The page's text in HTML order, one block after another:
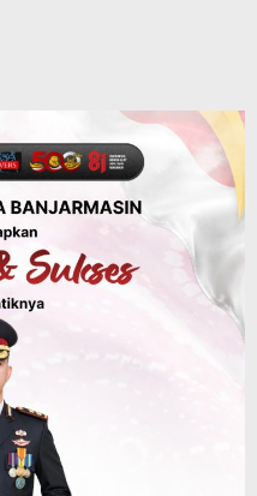
Dua
Khusus
Ajak Anak
Jelajah
Saleh